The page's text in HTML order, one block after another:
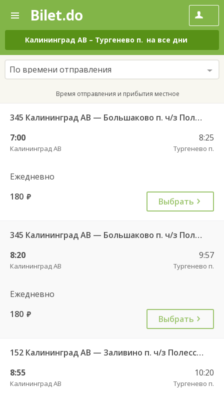
—
Поиск
и
покупка
билетов
на
автобус
онлайн
Bilet.do
Калининград АВ – Тургенево п. на все дни
По времени отправления
Время отправления и прибытия местное
345 Калининград АВ — Большаково п. ч/з Полесск г.
7:00
Калининград АВ
8:25
Тургенево п.
Ежедневно
180 руб. Выбрать
345 Калининград АВ — Большаково п. ч/з Полесск г.
8:20
Калининград АВ
9:57
Тургенево п.
Ежедневно
180 руб. Выбрать
152 Калининград АВ — Заливино п. ч/з Полесск г.
8:55
Калининград АВ
10:20
Тургенево п.